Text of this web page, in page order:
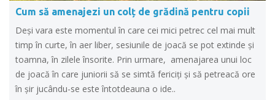
Cum să amenajezi un colț de grădină pentru copii
Deși vara este momentul în care cei mici petrec cel mai mult
timp în curte, în aer liber, sesiunile de joacă se pot extinde și
toamna, în zilele însorite. Prin urmare, amenajarea unui loc
de joacă în care juniorii să se simtă fericiți şi să petreacă ore
în şir jucându-se este întotdeauna o ide..